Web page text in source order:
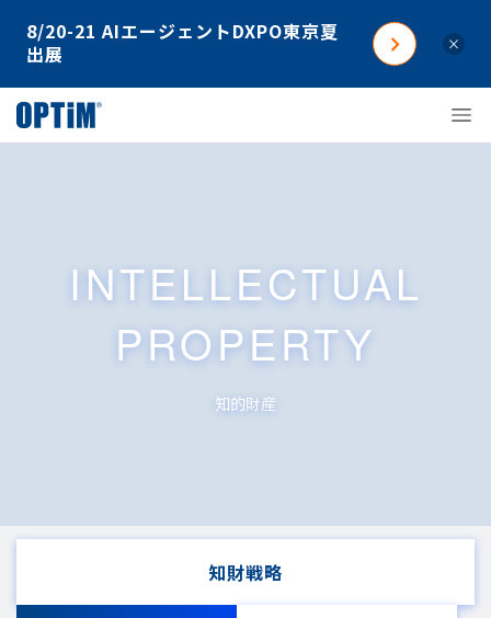
8/20-21 AIエージェントDXPO東京夏
出展
×
INTELLECTUAL
PROPERTY
知的財産
知財戦略